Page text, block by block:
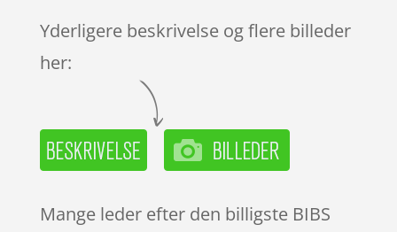
ømmels
er
Yderligere beskrivelse og flere billeder
her:
Mange leder efter den billigste BIBS